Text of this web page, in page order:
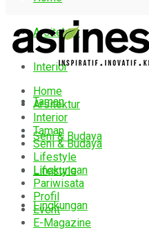
Arsitektur
Interior
Taman
Seni & Budaya
Lifestyle
Lingkungan
Home
Arsitektur
Interior
Taman
Seni & Budaya
Lifestyle
Lingkungan
Pariwisata
Profil
Event
E-Magazine